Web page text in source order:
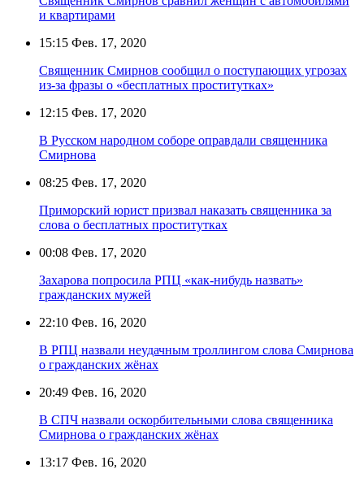
и квартирами
15:15 Фев. 17, 2020
Священник Смирнов сообщил о поступающих угрозах
из-за фразы о «бесплатных проститутках»
12:15 Фев. 17, 2020
В Русском народном соборе оправдали священника
Смирнова
08:25 Фев. 17, 2020
Приморский юрист призвал наказать священника за
слова о бесплатных проститутках
00:08 Фев. 17, 2020
Захарова попросила РПЦ «как-нибудь назвать»
гражданских мужей
22:10 Фев. 16, 2020
В РПЦ назвали неудачным троллингом слова Смирнова
о гражданских жёнах
20:49 Фев. 16, 2020
В СПЧ назвали оскорбительными слова священника
Смирнова о гражданских жёнах
13:17 Фев. 16, 2020